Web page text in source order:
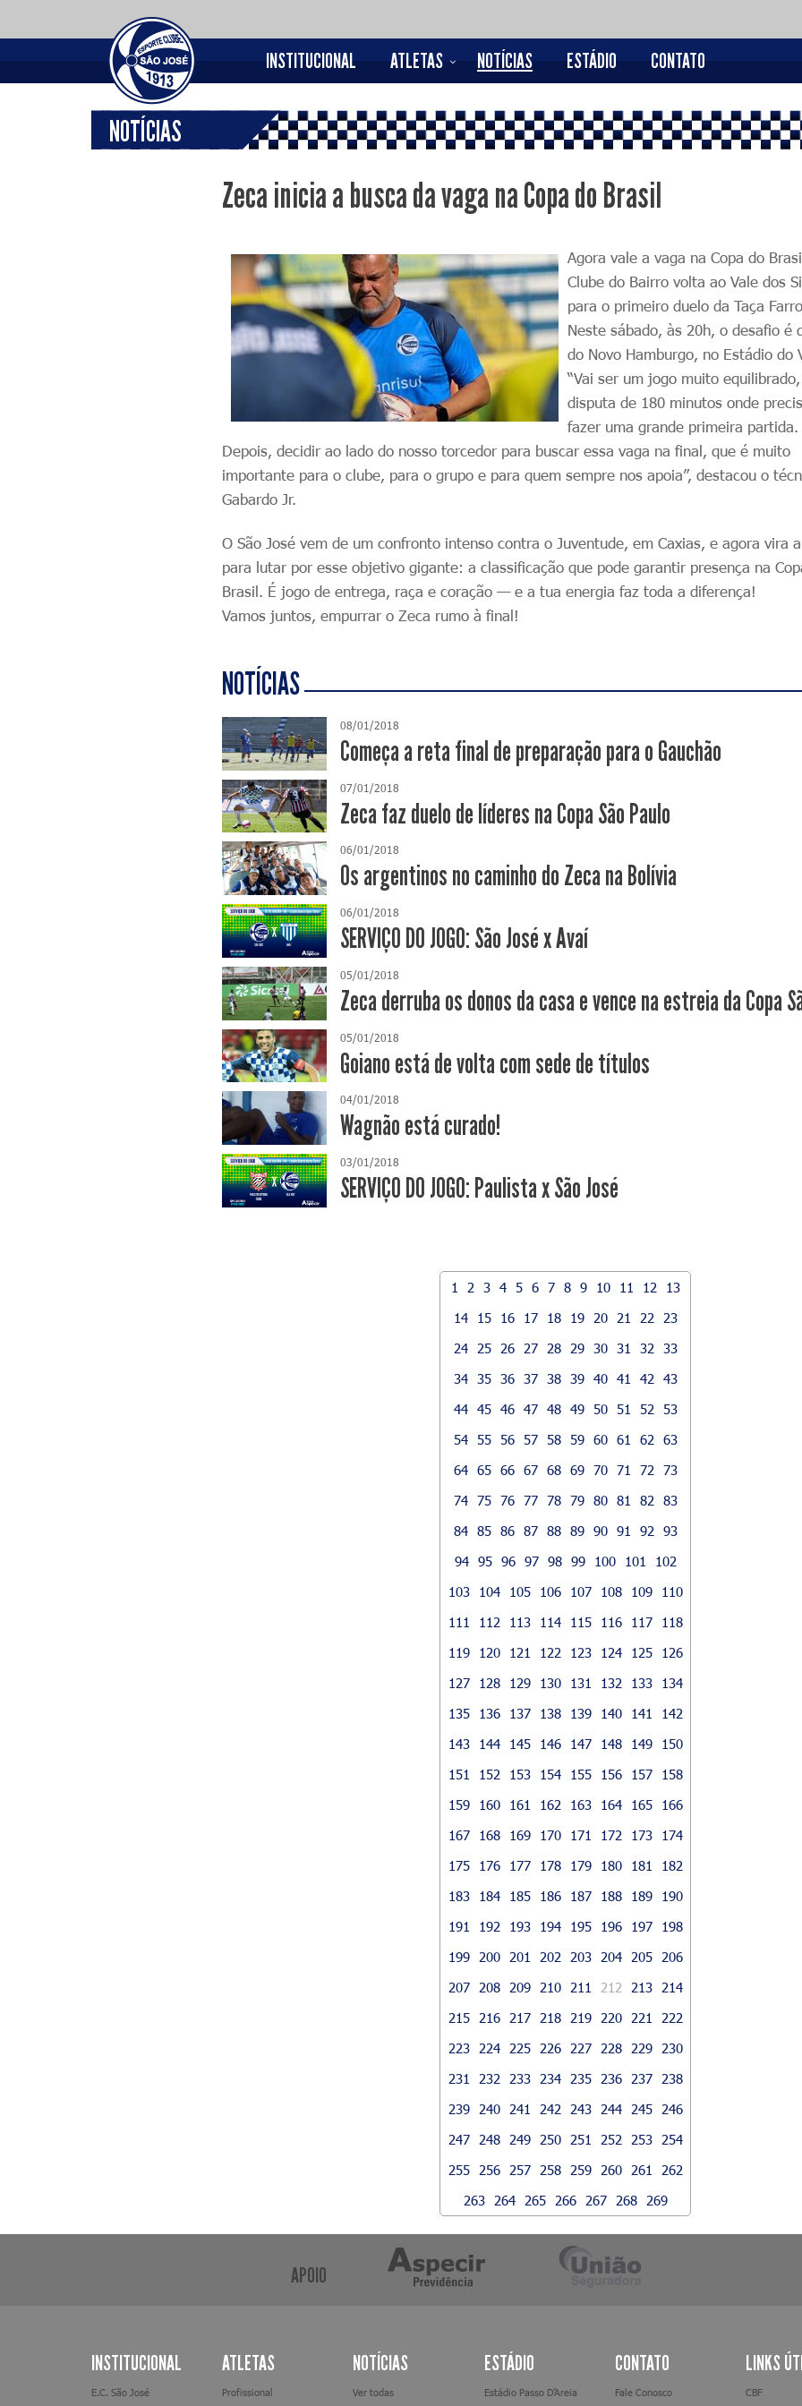
INSTITUCIONAL ATLETAS NOTÍCIAS ESTÁDIO CONTATO
NOTÍCIAS
Zeca inicia a busca da vaga na Copa do Brasil
Agora vale a vaga na Copa do
Clube do Bairro volta ao Vale dos
para o primeiro duelo da Taça
Neste sábado, às 20h, o desafio é
do Novo Hamburgo, no Estádio do
“Vai ser um jogo muito
disputa de 180 minutos onde
fazer uma grande primeira partida.
Depois, decidir ao lado do nosso torcedor para buscar essa vaga na final, que é muito
importante para o clube, para o grupo e para quem sempre nos apoia”, destacou o
Gabardo Jr.
O São José vem de um confronto intenso contra o Juventude, em Caxias, e agora vira
para lutar por esse objetivo gigante: a classificação que pode garantir presença na
Brasil. É jogo de entrega, raça e coração — e a tua energia faz toda a diferença!
Vamos juntos, empurrar o Zeca rumo à final!
NOTÍCIAS
08/01/2018
Começa a reta final de preparação para o Gauchão
07/01/2018
Zeca faz duelo de líderes na Copa São Paulo
06/01/2018
Os argentinos no caminho do Zeca na Bolívia
06/01/2018
SERVIÇO DO JOGO: São José x Avaí
05/01/2018
Zeca derruba os donos da casa e vence na estreia da Copa
05/01/2018
Goiano está de volta com sede de títulos
04/01/2018
Wagnão está curado!
03/01/2018
SERVIÇO DO JOGO: Paulista x São José
1 2 3 4 5 6 7 8 9 10 11 12
13
14
15 16 17 18 19 20 21 22
23
24
25 26 27 28 29 30 31 32
33
34 35 36 37 38 39 40 41 42
43
44 45 46 47 48 49 50 51 52
53
54 55 56 57 58 59 60 61 62
63
64 65 66 67 68 69 70 71 72
73
74 75 76 77 78 79 80 81 82
83
84 85 86 87 88 89 90 91 92
93
94 95 96 97 98 99 100 101
102
103
104 105 106 107 108 109
110
111
112 113 114 115 116 117
118
119
120 121 122 123 124 125
126
127
128 129 130 131 132 133
134
135
136 137 138 139 140 141
142
143
144 145 146 147 148 149
150
151
152 153 154 155 156 157
158
159
160 161 162 163 164 165
166
167
168 169 170 171 172 173
174
175
176 177 178 179 180 181
182
183
184 185 186 187 188 189
190
191
192 193 194 195 196 197
198
199
200 201 202 203 204 205
206
207
208 209 210 211 212 213
214
215
216 217 218 219 220 221
222
223
224 225 226 227 228 229
230
231
232 233 234 235 236 237
238
239
240 241 242 243 244 245
246
247
248 249 250 251 252 253
254
255
256 257 258 259 260 261
262
263
264 265 266 267 268 269
APOIO
INSTITUCIONAL
E.C. São José
ATLETAS
Profissional
NOTÍCIAS
Ver todas
ESTÁDIO
Estádio Passo D’Areia
CONTATO
Fale Conosco
LINKS
CBF